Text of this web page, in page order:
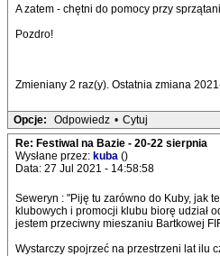
A zatem - chętni do pomocy przy
Pozdro!
Zmieniany 2 raz(y). Ostatnia zmiana
Opcje: Odpowiedz • Cytuj
Re: Festiwal na Bazie - 20-22 sierpnia
Wysłane przez: kuba ()
Data: 27 Jul 2021 - 14:58:58
Seweryn : "Piję tu zarówno do Kuby, jak
klubowych i promocji klubu biorę udział
jestem przeciwny mieszaniu Bartkowej
Wystarczy spojrzeć na przestrzeni lat ilu